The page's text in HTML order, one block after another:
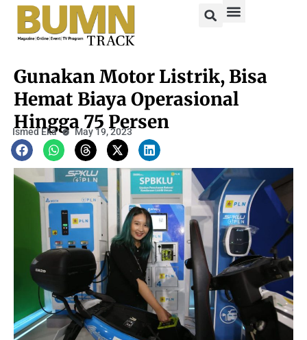
Gunakan Motor Listrik, Bisa
Hemat Biaya Operasional
Hingga 75 Persen
Ismed Eka May 19, 2023